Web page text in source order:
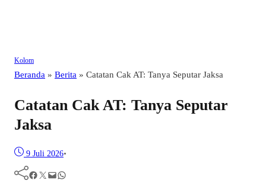
Kolom
Beranda » Berita » Catatan Cak AT: Tanya Seputar Jaksa
Catatan Cak AT: Tanya Seputar
Jaksa
9 Juli 2026•
Facebook Twitter Mail WhatsApp